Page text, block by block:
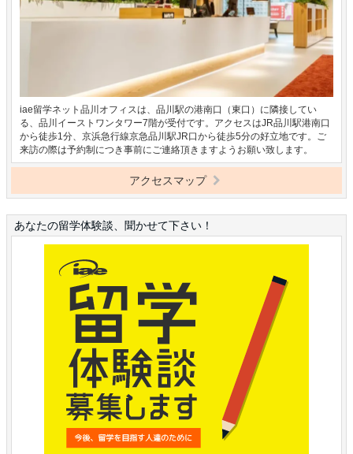
iae留学ネット品川オフィスは、品川駅の港南口（東口）に隣接してい
る、品川イーストワンタワー7階が受付です。アクセスはJR品川駅港南口
から徒歩1分、京浜急行線京急品川駅JR口から徒歩5分の好立地です。ご
来訪の際は予約制につき事前にご連絡頂きますようお願い致します。
アクセスマップ
あなたの留学体験談、聞かせて下さい！